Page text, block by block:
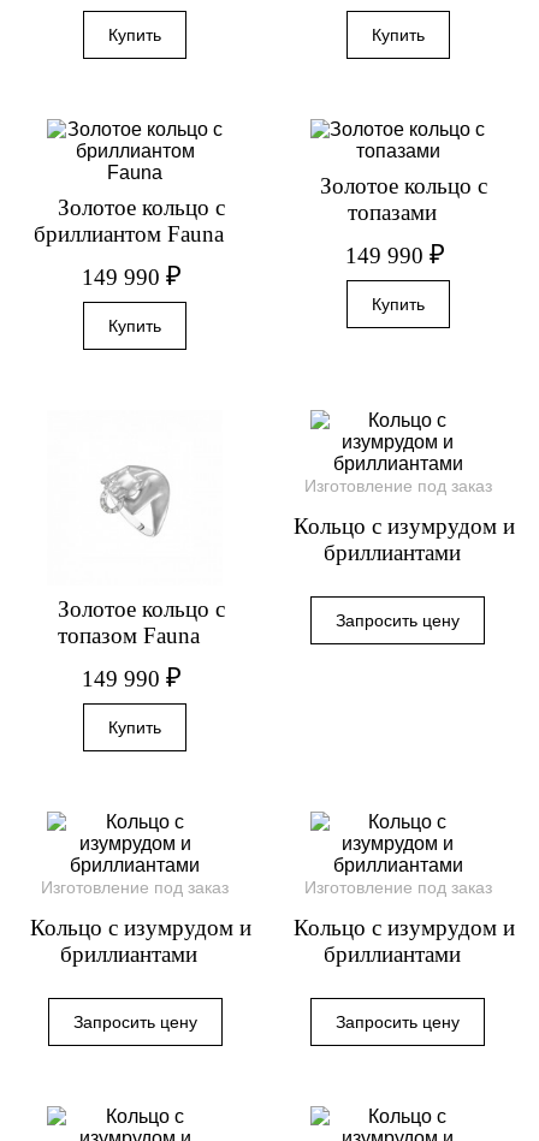
Золотое кольцо с
бриллиантом Fauna
149 990₽
Золотое кольцо с
топазами
149 990 ₽
Золотое кольцо с
топазом Fauna
149 990₽
Изготовление под заказ
Кольцо с изумрудом и
бриллиантами
Изготовление под заказ
Кольцо с изумрудом и
бриллиантами
Изготовление под заказ
Кольцо с изумрудом и
бриллиантами